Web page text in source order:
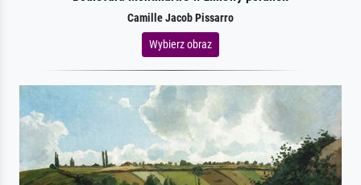
Camille Jacob Pissarro
Wybierz obraz